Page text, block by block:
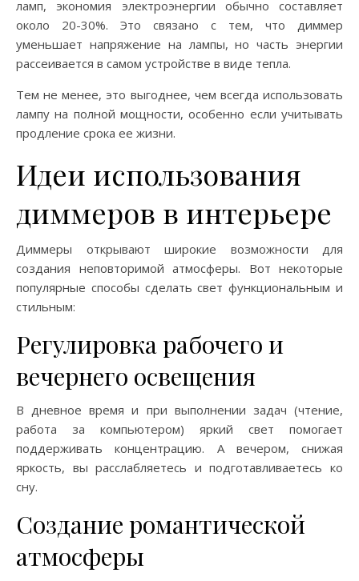
ламп, экономия электроэнергии обычно составляет
около 20-30%. Это связано с тем, что диммер
уменьшает напряжение на лампы, но часть энергии
рассеивается в самом устройстве в виде тепла.
Тем не менее, это выгоднее, чем всегда использовать
лампу на полной мощности, особенно если учитывать
продление срока ее жизни.
Идеи использования
диммеров в интерьере
Диммеры открывают широкие возможности для
создания неповторимой атмосферы. Вот некоторые
популярные способы сделать свет функциональным и
стильным:
Регулировка рабочего и
вечернего освещения
В дневное время и при выполнении задач (чтение,
работа за компьютером) яркий свет помогает
поддерживать концентрацию. А вечером, снижая
яркость, вы расслабляетесь и подготавливаетесь ко
сну.
Создание романтической
атмосферы